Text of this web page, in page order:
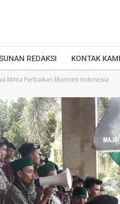
REDAKSI KONTAK KAMI
Minta Perbaikan Ekonomi Indonesia